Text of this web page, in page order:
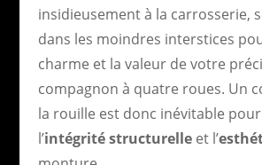
insidieusement à la carrosserie,
dans les moindres interstices
charme et la valeur de votre
compagnon à quatre roues. Un
la rouille est donc inévitable
l’intégrité structurelleet l’